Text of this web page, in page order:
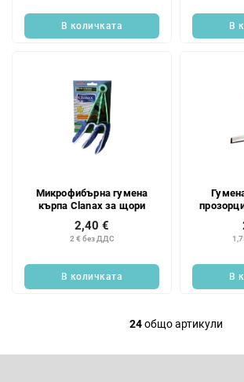
В количката В
Микрофибърна гумена
кърпа Clanax за щори
2 € без ДДС
2,40 €
В количката В
К
о
24общо артикули